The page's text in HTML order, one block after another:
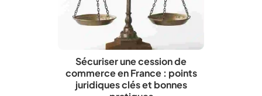
Sécuriser une cession de
commerce en France : points
juridiques clés et bonnes